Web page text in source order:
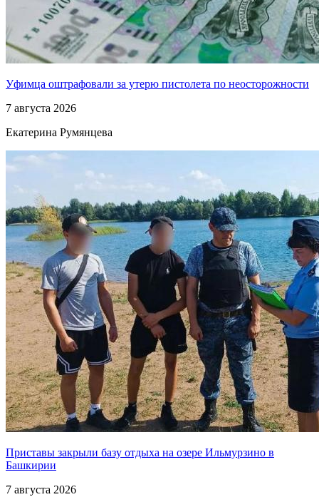
Уфимца оштрафовали за утерю пистолета по неосторожности
7 августа 2026
Екатерина Румянцева
Приставы закрыли базу отдыха на озере Ильмурзино в
Башкирии
7 августа 2026